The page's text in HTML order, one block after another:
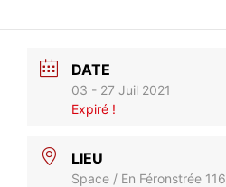
DATE
03 - 27 Juil 2021
Expiré !
LIEU
Space / En Féronstrée 116